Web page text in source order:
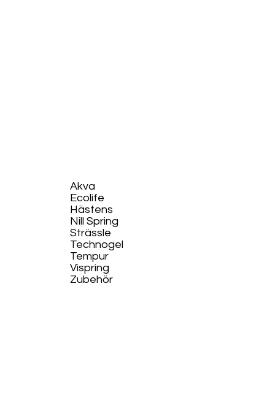
Akva
Ecolife​
Hästens
Nill Spring
Strässle
Technogel
Tempur
Vispring
Zubehör